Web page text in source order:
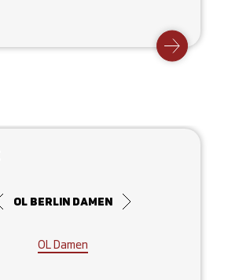
OL Berlin Damen
OL Damen